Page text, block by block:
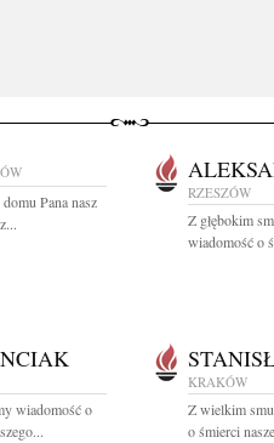
Pana nasz
RZESZÓW
Z głębokim
wiadomość o
wiadomość o
KRAKÓW
Z wielkim
o śmierci